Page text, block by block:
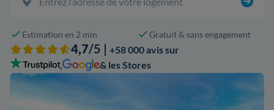
Estimation en 2 min Gratuit & sans engagement
4,7/5 | +58 000 avis sur
,
& les Stores